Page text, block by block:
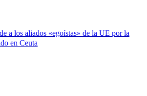
a los aliados «egoístas» de la UE por la
en Ceuta